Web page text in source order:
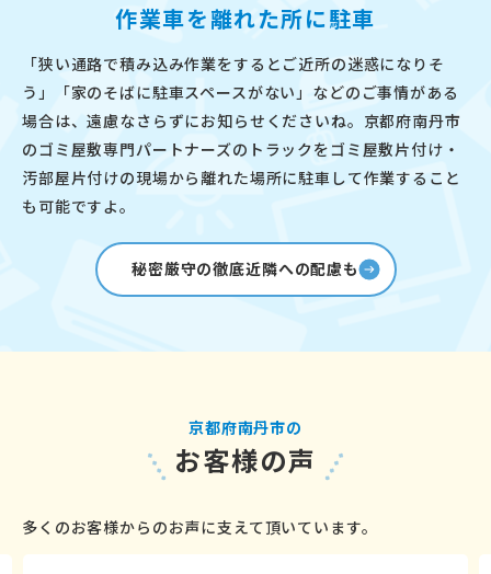
作業車を離れた所に駐車
「狭い通路で積み込み作業をするとご近所の迷惑になりそ
う」「家のそばに駐車スペースがない」などのご事情がある
場合は、遠慮なさらずにお知らせくださいね。京都府南丹市
のゴミ屋敷専門パートナーズのトラックをゴミ屋敷片付け・
汚部屋片付けの現場から離れた場所に駐車して作業すること
も可能ですよ。
秘密厳守の徹底近隣への配慮も
京都府南丹市の
お客様の声
多くのお客様からのお声に支えて頂いています。